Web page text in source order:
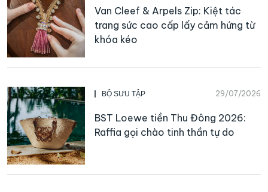
Van Cleef & Arpels Zip: Kiệt tác
trang sức cao cấp lấy cảm hứng từ
khóa kéo
BỘ SƯU TẬP 29/07/2026
BST Loewe tiền Thu Đông 2026:
Raffia gọi chào tinh thần tự do